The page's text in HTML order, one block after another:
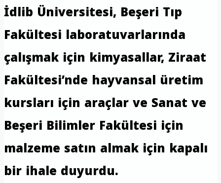
İdlib Üniversitesi, Beşeri Tıp
Fakültesi laboratuvarlarında
çalışmak için kimyasallar, Ziraat
Fakültesi’nde hayvansal üretim
kursları için araçlar ve Sanat ve
Beşeri Bilimler Fakültesi için
malzeme satın almak için kapalı
bir ihale duyurdu.